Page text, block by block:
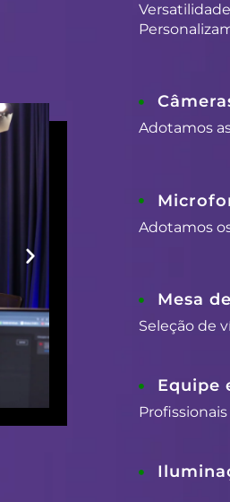
Adotamos
Adotamos
Mesa
Seleção de
Equipe